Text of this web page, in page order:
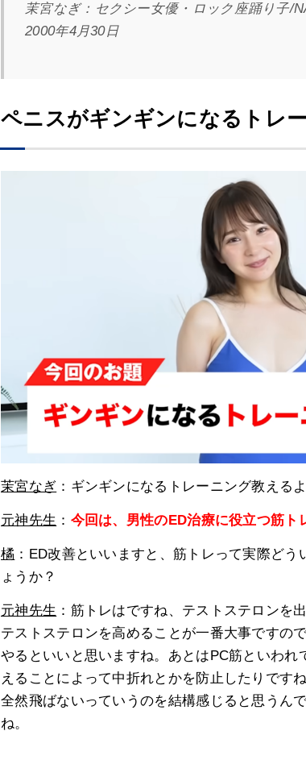
茉宮なぎ：セクシー女優・ロック座踊り子/
2000年4月30日
ペニスがギンギンになるトレ
茉宮なぎ ：ギンギンになるトレーニング教える
元神先生 ： 今回は、男性のED治療に役立つ筋ト
橘 ：ED改善といいますと、筋トレって実際ど
ょうか？
元神先生 ：筋トレはですね、テストステロンを
テストステロンを高めることが一番大事ですの
やるといいと思いますね。あとはPC筋といわれ
えることによって中折れとかを防止したりです
全然飛ばないっていうのを結構感じると思うん
ね。